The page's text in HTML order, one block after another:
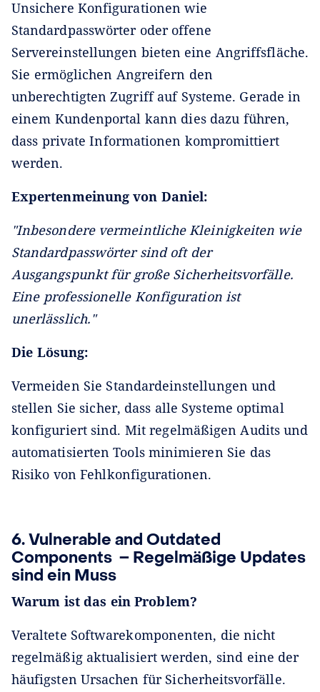
Unsichere Konfigurationen wie
Standardpasswörter oder offene
Servereinstellungen bieten eine Angriffsfläche.
Sie ermöglichen Angreifern den
unberechtigten Zugriff auf Systeme. Gerade in
einem Kundenportal kann dies dazu führen,
dass private Informationen kompromittiert
werden.
Expertenmeinung von Daniel:
"Inbesondere vermeintliche Kleinigkeiten wie
Standardpasswörter sind oft der
Ausgangspunkt für große Sicherheitsvorfälle.
Eine professionelle Konfiguration ist
unerlässlich."
Die Lösung:
Vermeiden Sie Standardeinstellungen und
stellen Sie sicher, dass alle Systeme optimal
konfiguriert sind. Mit regelmäßigen Audits und
automatisierten Tools minimieren Sie das
Risiko von Fehlkonfigurationen.
6. Vulnerable and Outdated
Components – Regelmäßige Updates
sind ein Muss
Warum ist das ein Problem?
Veraltete Softwarekomponenten, die nicht
regelmäßig aktualisiert werden, sind eine der
häufigsten Ursachen für Sicherheitsvorfälle.